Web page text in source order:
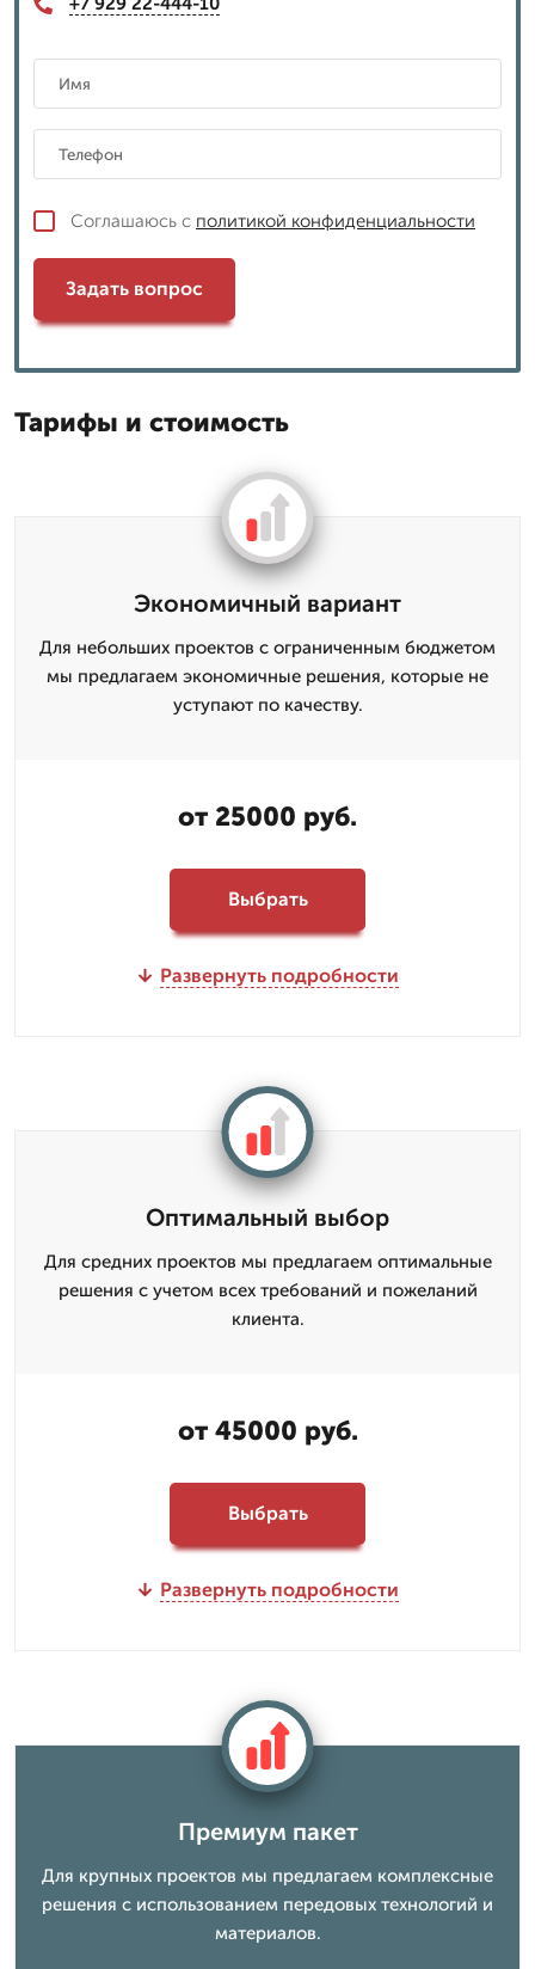
Соглашаюсь с политикой конфиденциальности
Задать вопрос
Тарифы и стоимость
Экономичный вариант
Для небольших проектов с ограниченным бюджетом
мы предлагаем экономичные решения, которые не
уступают по качеству.
от 25000 руб.
Выбрать
Развернуть подробности
Оптимальный выбор
Для средних проектов мы предлагаем оптимальные
решения с учетом всех требований и пожеланий
клиента.
от 45000 руб.
Выбрать
Развернуть подробности
Премиум пакет
Для крупных проектов мы предлагаем комплексные
решения с использованием передовых технологий и
материалов.